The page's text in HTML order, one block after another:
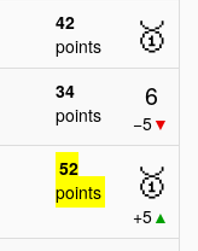
42
points
🥇
34
points
6
−5▼
52
points
🥇
+5▲